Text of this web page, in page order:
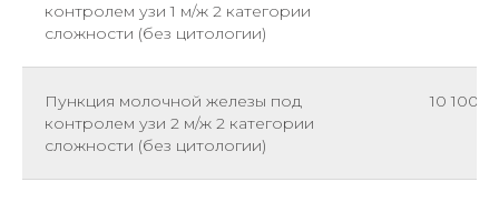
контролем узи 1 м/ж 2 категории
сложности (без цитологии)
Пункция молочной железы под
контролем узи 2 м/ж 2 категории
сложности (без цитологии)
10 100